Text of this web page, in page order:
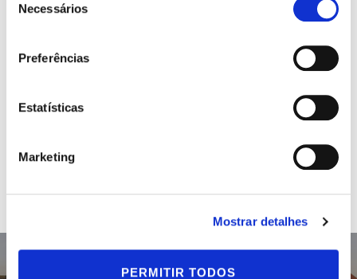
Necessários
Preferências
Estatísticas
Marketing
Mostrar detalhes
PERMITIR TODOS
Fabio Bomfim
Previous Post